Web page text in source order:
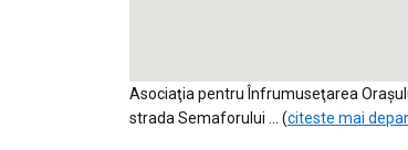
Asociaţia pentru Înfrumuseţarea
strada Semaforului … (citeste mai